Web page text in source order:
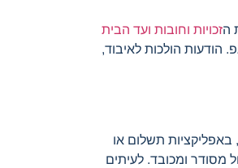
הזכויות וחובות ועד הבית
הודעות הולכות לאיבוד,
תשלום או
מסודר ומכובד. לעיתים